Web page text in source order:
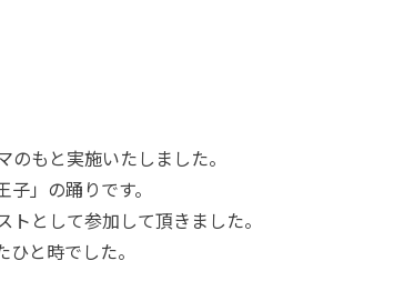
もと実施いたしました。
」の踊りです。
として参加して頂きました。
と時でした。